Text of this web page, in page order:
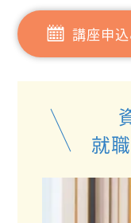
講座申
就